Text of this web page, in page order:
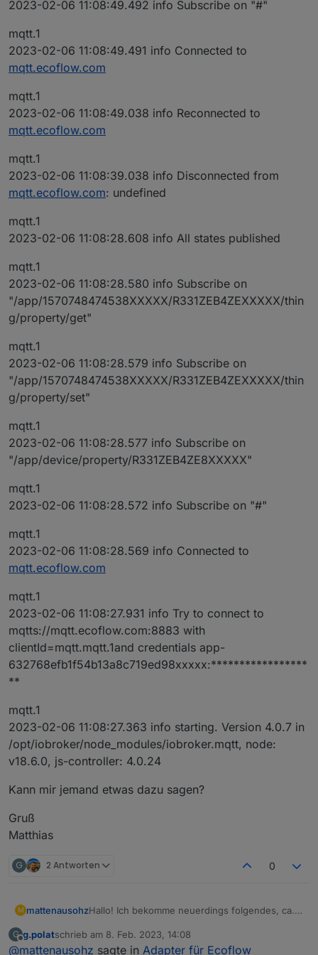
2023-02-06 11:08:49.492 info Subscribe on "#"
mqtt.1
2023-02-06 11:08:49.491 info Connected to
mqtt.ecoflow.com
mqtt.1
2023-02-06 11:08:49.038 info Reconnected to
mqtt.ecoflow.com
mqtt.1
2023-02-06 11:08:39.038 info Disconnected from
mqtt.ecoflow.com: undefined
mqtt.1
2023-02-06 11:08:28.608 info All states published
mqtt.1
2023-02-06 11:08:28.580 info Subscribe on
"/app/1570748474538XXXXX/R331ZEB4ZEXXXXX/thin
g/property/get"
mqtt.1
2023-02-06 11:08:28.579 info Subscribe on
"/app/1570748474538XXXXX/R331ZEB4ZEXXXXX/thin
g/property/set"
mqtt.1
2023-02-06 11:08:28.577 info Subscribe on
"/app/device/property/R331ZEB4ZE8XXXXX"
mqtt.1
2023-02-06 11:08:28.572 info Subscribe on "#"
mqtt.1
2023-02-06 11:08:28.569 info Connected to
mqtt.ecoflow.com
mqtt.1
2023-02-06 11:08:27.931 info Try to connect to
mqtts://mqtt.ecoflow.com:8883 with
clientId=mqtt.mqtt.1and credentials app-
632768efb1f54b13a8c719ed98xxxxx:*****************
**
mqtt.1
2023-02-06 11:08:27.363 info starting. Version 4.0.7 in
/opt/iobroker/node_modules/iobroker.mqtt, node:
v18.6.0, js-controller: 4.0.24
Kann mir jemand etwas dazu sagen?
Gruß
Matthias
G 2 Antworten 0
M mattenausohzHallo! Ich bekomme neuerdings folgendes, ca.
Disconnected frommqtt.ecoflow.com
undefined
G
Offline
g.polatschrieb am 8. Feb. 2023, 14:08
zuletzt editiert von
@mattenausohz sagte in Adapter für Ecoflow